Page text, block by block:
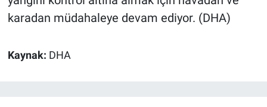
karadan müdahaleye devam ediyor. (DHA)
Kaynak: DHA